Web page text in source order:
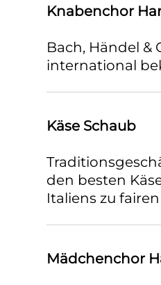
Knabenchor
Bach, Händel &
international
Käse Schaub
den besten
Italiens zu
Mädchenchor